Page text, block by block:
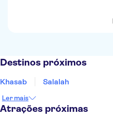
Destinos próximos
Khasab Salalah
Ler mais
Atrações próximas